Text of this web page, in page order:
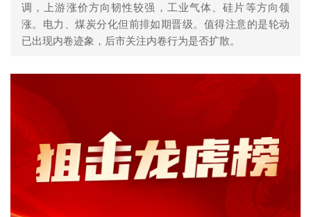
调，上游涨价方向韧性较强，工业气体、硅片等方向领
涨。电力、煤炭分化但前排如期晋级。值得注意的是轮动
已出现内卷迹象，后市关注内卷行为是否扩散。